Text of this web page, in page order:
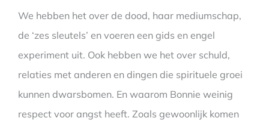
We hebben het over de dood, haar mediumschap,
de ‘zes sleutels’ en voeren een gids en engel
experiment uit. Ook hebben we het over schuld,
relaties met anderen en dingen die spirituele groei
kunnen dwarsbomen. En waarom Bonnie weinig
respect voor angst heeft. Zoals gewoonlijk komen